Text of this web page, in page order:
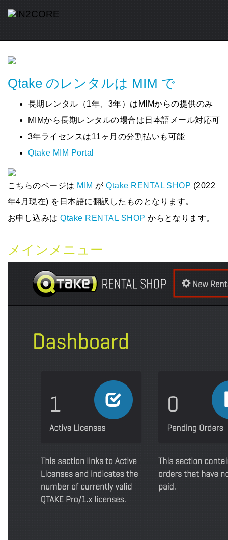
Qtake のレンタルは MIM で
長期レンタル（1年、3年）はMIMからの提供のみ
MIMから長期レンタルの場合は日本語メール対応可
3年ライセンスは11ヶ月の分割払いも可能
Qtake MIM Portal
こちらのページは MIM がQtake RENTAL SHOP (2022
年4月現在) を日本語に翻訳したものとなります。
お申し込みはQtake RENTAL SHOP からとなります。
メインメニュー